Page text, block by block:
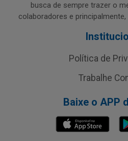
busca de sempre trazer o
colaboradores e
Política de
Trabalhe
Baixe o APP